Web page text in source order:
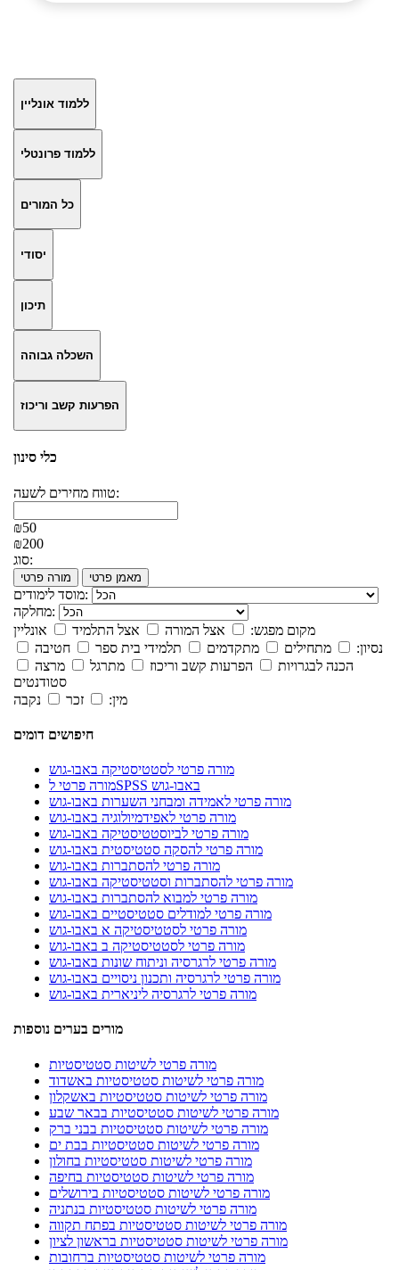
ללמוד אונליין
ללמוד פרונטלי
כל המורים
יסודי
תיכון
השכלה גבוהה
הפרעות קשב וריכוז
כלי סינון
טווח מחירים לשעה:
₪50
₪200
סוג:
מורה פרטי מאמן פרטי
מוסד לימודים:
מחלקה:
מקום מפגש:
אצל המורה אצל התלמיד
אונליין
נסיון:
מתחילים מתקדמים תלמידי בית ספר
חטיבה
הכנה לבגרויות
הפרעות קשב וריכוז מתרגל
מרצה
סטודנטים
מין:
זכר נקבה
חיפושים דומים
מורה פרטי לסטטיסטיקה באבו-גוש
מורה פרטי לSPSS באבו-גוש
מורה פרטי לאמידה ומבחני השערות באבו-גוש
מורה פרטי לאפידמיולוגיה באבו-גוש
מורה פרטי לביוסטטיסטיקה באבו-גוש
מורה פרטי להסקה סטטיסטית באבו-גוש
מורה פרטי להסתברות באבו-גוש
מורה פרטי להסתברות וסטטיסטיקה באבו-גוש
מורה פרטי למבוא להסתברות באבו-גוש
מורה פרטי למודלים סטטיסטיים באבו-גוש
מורה פרטי לסטטיסטיקה א באבו-גוש
מורה פרטי לסטטיסטיקה ב באבו-גוש
מורה פרטי לרגרסיה וניתוח שונות באבו-גוש
מורה פרטי לרגרסיה ותכנון ניסויים באבו-גוש
מורה פרטי לרגרסיה ליניארית באבו-גוש
מורים בערים נוספות
מורה פרטי לשיטות סטטיסטיות
מורה פרטי לשיטות סטטיסטיות באשדוד
מורה פרטי לשיטות סטטיסטיות באשקלון
מורה פרטי לשיטות סטטיסטיות בבאר שבע
מורה פרטי לשיטות סטטיסטיות בבני ברק
מורה פרטי לשיטות סטטיסטיות בבת ים
מורה פרטי לשיטות סטטיסטיות בחולון
מורה פרטי לשיטות סטטיסטיות בחיפה
מורה פרטי לשיטות סטטיסטיות בירושלים
מורה פרטי לשיטות סטטיסטיות בנתניה
מורה פרטי לשיטות סטטיסטיות בפתח תקווה
מורה פרטי לשיטות סטטיסטיות בראשון לציון
מורה פרטי לשיטות סטטיסטיות ברחובות